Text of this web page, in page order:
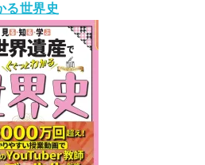
る世界史